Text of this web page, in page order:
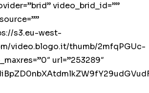
video_brid_id=””
s3.eu-west-
video.blogo.it/thumb/2mfqPGUc-
url=”253289″